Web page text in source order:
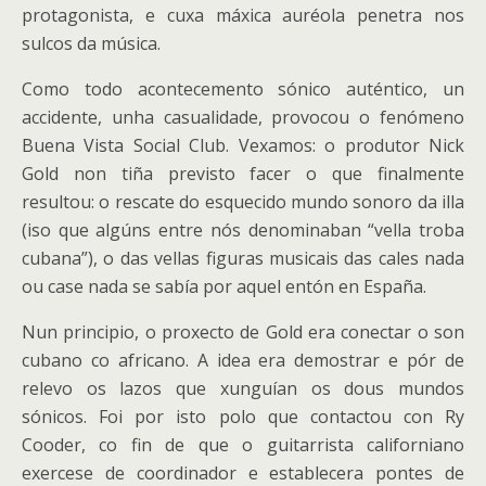
protagonista, e cuxa máxica auréola penetra nos
sulcos da música.
Como todo acontecemento sónico auténtico, un
accidente, unha casualidade, provocou o fenómeno
Buena Vista Social Club. Vexamos: o produtor Nick
Gold non tiña previsto facer o que finalmente
resultou: o rescate do esquecido mundo sonoro da illa
(iso que algúns entre nós denominaban “vella troba
cubana”), o das vellas figuras musicais das cales nada
ou case nada se sabía por aquel entón en España.
Nun principio, o proxecto de Gold era conectar o son
cubano co africano. A idea era demostrar e pór de
relevo os lazos que xunguían os dous mundos
sónicos. Foi por isto polo que contactou con Ry
Cooder, co fin de que o guitarrista californiano
exercese de coordinador e establecera pontes de